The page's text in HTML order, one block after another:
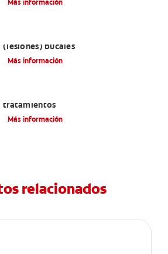
Más información
(lesiones) bucales
Más información
tratamientos
Más información
relacionados